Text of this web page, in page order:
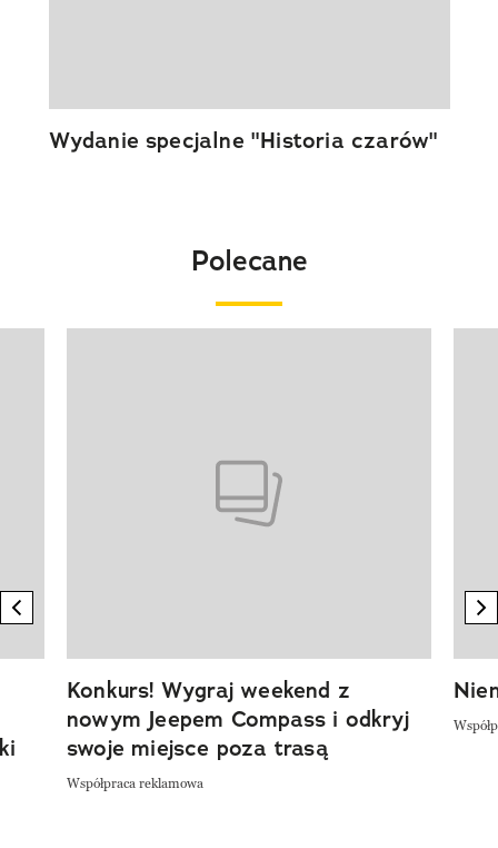
Wydanie specjalne "Historia czarów"
Polecane
previous element
Konkurs! Wygraj weekend z
nowym Jeepem Compass i odkryj
swoje miejsce poza trasą
Współpraca reklamowa